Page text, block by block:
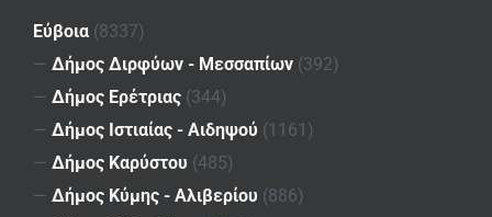
Εύβοια (8337)
— Δήμος Διρφύων - Μεσσαπίων (392)
— Δήμος Ερέτριας (344)
— Δήμος Ιστιαίας - Αιδηψού (1161)
— Δήμος Καρύστου (485)
— Δήμος Κύμης - Αλιβερίου (886)